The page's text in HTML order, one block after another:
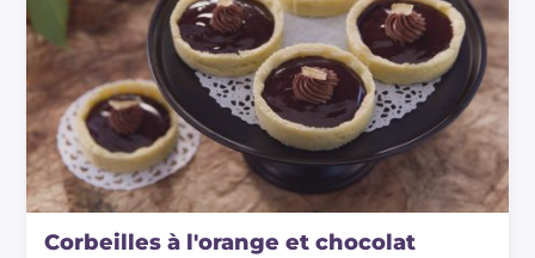
Corbeilles à l'orange et chocolat